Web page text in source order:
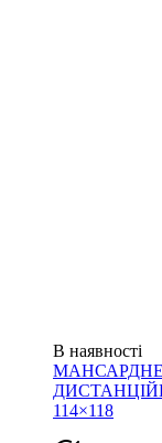
В наявності
МАНСАРДНЕ
114×118